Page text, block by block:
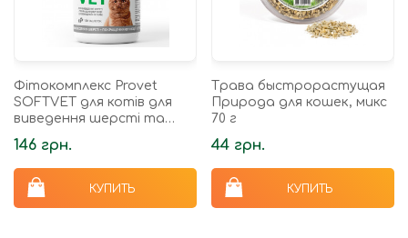
Фітокомплекс Provet
SOFTVET для котів для
виведення шерсті та
покращення функції
сечовивідної системи100
таб
146 грн.
КУПИТЬ
Трава быстрорастущая
Природа для кошек, микс
70 г
44 грн.
КУПИТЬ